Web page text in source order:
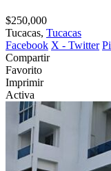
$250,000
Tucacas, Tucacas
Facebook X - Twitter
Compartir
Favorito
Imprimir
Activa